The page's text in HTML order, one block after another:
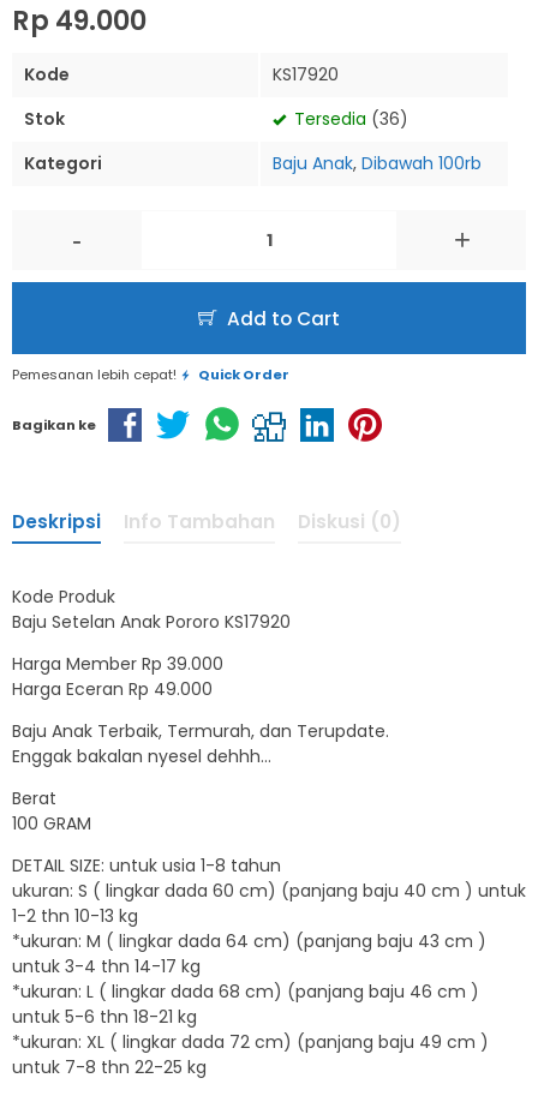
Rp 49.000
Kode
KS17920
Stok
Tersedia (36)
Kategori
Baju Anak, Dibawah 100rb
- +
Add to Cart
Pemesanan lebih cepat! Quick Order
Bagikan ke
Deskripsi Info Tambahan Diskusi (0)
Kode Produk
Baju Setelan Anak Pororo KS17920
Harga Member Rp 39.000
Harga Eceran Rp 49.000
Baju Anak Terbaik, Termurah, dan Terupdate.
Enggak bakalan nyesel dehhh…
Berat
100 GRAM
DETAIL SIZE: untuk usia 1-8 tahun
ukuran: S ( lingkar dada 60 cm) (panjang baju 40 cm ) untuk
1-2 thn 10-13 kg
*ukuran: M ( lingkar dada 64 cm) (panjang baju 43 cm )
untuk 3-4 thn 14-17 kg
*ukuran: L ( lingkar dada 68 cm) (panjang baju 46 cm )
untuk 5-6 thn 18-21 kg
*ukuran: XL ( lingkar dada 72 cm) (panjang baju 49 cm )
untuk 7-8 thn 22-25 kg